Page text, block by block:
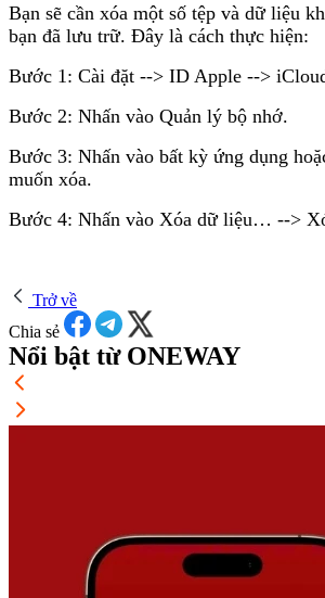
Bạn sẽ cần xóa một số tệp và dữ liệu
bạn đã lưu trữ. Đây là cách thực hiện:
Bước 1: Cài đặt --> ID Apple -->
Bước 2: Nhấn vào Quản lý bộ nhớ.
Bước 3: Nhấn vào bất kỳ ứng dụng
muốn xóa.
Bước 4: Nhấn vào Xóa dữ liệu… -->
Trở về
Chia sẻ
Nổi bật từ ONEWAY